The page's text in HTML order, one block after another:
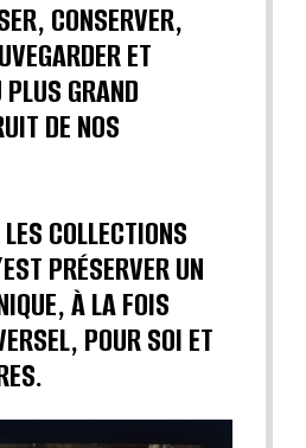
CONSERVER,
ET
GRAND
DE NOS
COLLECTIONS
PRÉSERVER UN
À LA FOIS
POUR SOI ET